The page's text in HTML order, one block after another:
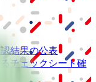
結果の公表
チェックシート確